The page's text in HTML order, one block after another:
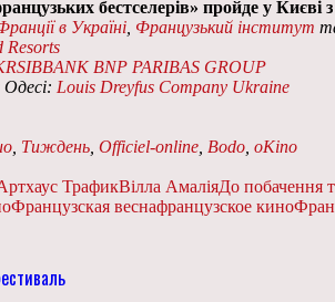
бестселерів» пройде у Києві
в Україні Французький інститут
Resorts
BNP PARIBAS GROUP
Louis Dreyfus Company Ukraine
Тиждень Officiel-online Bodo oKino
ТрафикВілла АмаліяДо побачення
Французская веснафранцузское кино